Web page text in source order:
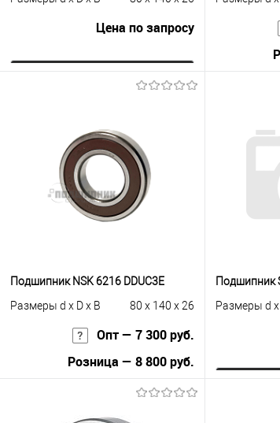
Цена по запросу
Запросить цену
Купить в 1 клик
В избранное
Под заказ
Купить в
В
Подшипник NSK 6216 DDUC3E
Размеры d x D x B
80 x 140 x 26
Опт — 7 300 руб.
Розница — 8 800 руб.
Подшипник
Размеры d x